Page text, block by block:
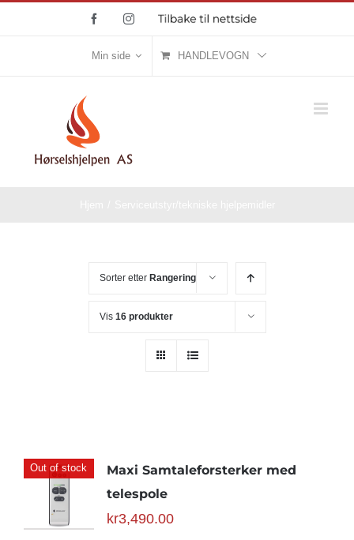
FacebookInstagram
Tilbake
Min side HANDLEVOGN
Sorter etter Rangering
Vis 16 produkter
Out of stock
Maxi Samtaleforsterker med
telespole
kr3,490.00